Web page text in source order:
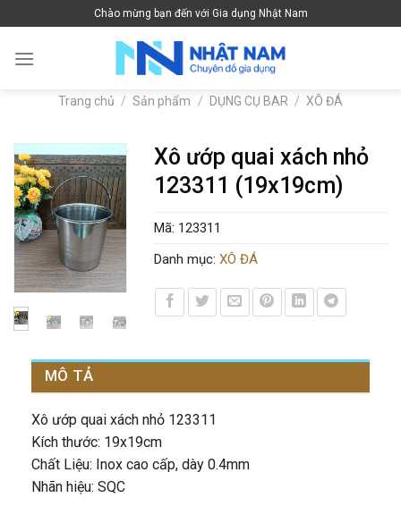
to
content
Chào mừng bạn đến với Gia dụng Nhật Nam
Trang chủ / Sản phẩm / DỤNG CỤ BAR / XÔ ĐÁ
Xô ướp quai xách nhỏ
123311 (19x19cm)
Mã: 123311
Danh mục: XÔ ĐÁ
MÔ TẢ
Xô ướp quai xách nhỏ 123311
Kích thước: 19x19cm
Chất Liệu: Inox cao cấp, dày 0.4mm
Nhãn hiệu: SQC